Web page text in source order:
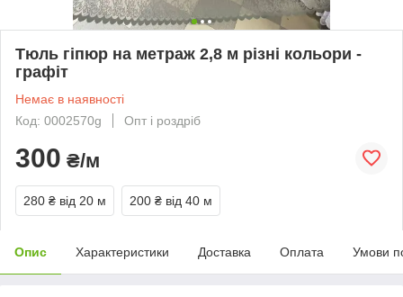
Тюль гіпюр на метраж 2,8 м різні кольори -
графіт
Немає в наявності
Код: 0002570g
Опт і роздріб
300 ₴/м
280 ₴ від 20 м 200 ₴ від 40 м
Опис Характеристики Доставка Оплата Умови